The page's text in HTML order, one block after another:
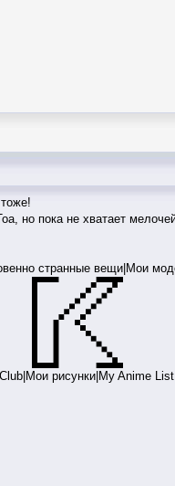
но пока не хватает
странные вещи| Мои
Мои рисунки My Anime List